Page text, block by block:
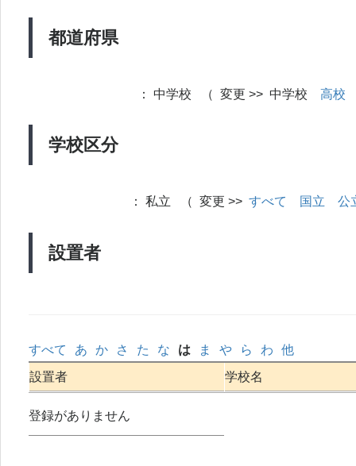
都道府県
学校区分
： 中学校 （ 変更 >> 中学校 高校
設置者
： 私立 （ 変更 >> すべて 国立 公
すべて あ か さ た な は ま や ら わ
他
設置者
学校名
登録がありません